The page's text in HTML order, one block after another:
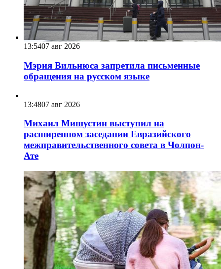
13:5407 авг 2026
Мэрия Вильнюса запретила письменные
обращения на русском языке
13:4807 авг 2026
Михаил Мишустин выступил на
расширенном заседании Евразийского
межправительственного совета в Чолпон-
Ате